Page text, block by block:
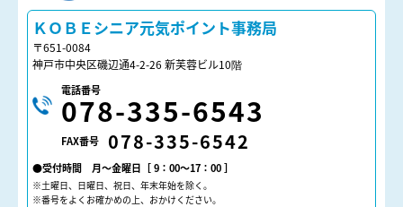
ＫＯＢＥシニア元気ポイント
ＫＯＢＥシニア元気ポイント事務局
〒651-0084
神戸市中央区磯辺通4-2-26 新芙蓉ビル10階
電話番号
078-335-6543
FAX番号 078-335-6542
●受付時間 月～金曜日［ 9：00～17：00 ］
※土曜日、日曜日、祝日、年末年始を除く。
※番号をよくお確かめの上、おかけください。